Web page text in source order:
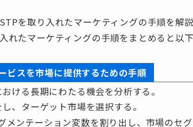
を取り入れたマーケティングの手順を解説
れたマーケティングの手順をまとめると以
ビスを市場に提供するための手順
ける長期にわたる機会を分析する。
、ターゲット市場を選択する。
メンテーション変数を割り出し、市場のセグ